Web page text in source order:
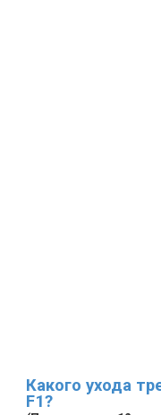
Какого ухода
F1?